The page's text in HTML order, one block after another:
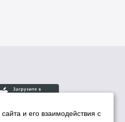
и его взаимодействия с